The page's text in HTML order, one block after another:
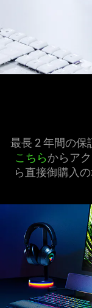
最長 2 年間の保
こちらからア
ら直接御購入